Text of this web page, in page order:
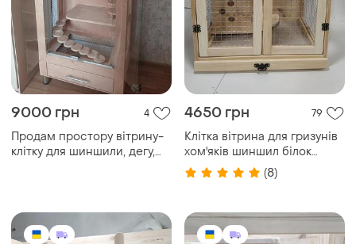
9000 грн 4
Продам простору вітрину-
клітку для шиншили, дегу,
4650 грн 79
Клітка вітрина для гризунів
хом'яків шиншил білок
морських свинок пацюків
кроликів
(8)